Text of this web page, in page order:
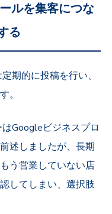
ルを集客につな
る
期的に投稿を行い、
。
Googleビジネスプロ
述しましたが、長期
う営業していない店
してしまい、選択肢